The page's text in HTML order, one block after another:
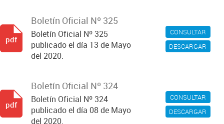
CONSULTAR
DESCARGAR
Boletín Oficial Nº 325
Boletín Oficial Nº 325
publicado el día 13 de Mayo
del 2020.
pdf
CONSULTAR
DESCARGAR
Boletín Oficial Nº 324
Boletín Oficial Nº 324
publicado el día 08 de Mayo
del 2020.
pdf